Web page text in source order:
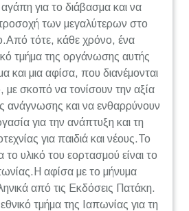
για το διάβασμα και να
των μεγαλύτερων στο
τότε, κάθε χρόνο, ένα
τμήμα της οργάνωσης αυτής
και μια αφίσα, που διανέμονται
με σκοπό να τονίσουν την αξία
ανάγνωσης και να ενθαρρύνουν
για την ανάπτυξη και τη
για παιδιά και νέους.Το
υλικό του εορτασμού είναι το
αφίσα με το μήνυμα
από τις Εκδόσεις Πατάκη.
τμήμα της Ιαπωνίας για τη